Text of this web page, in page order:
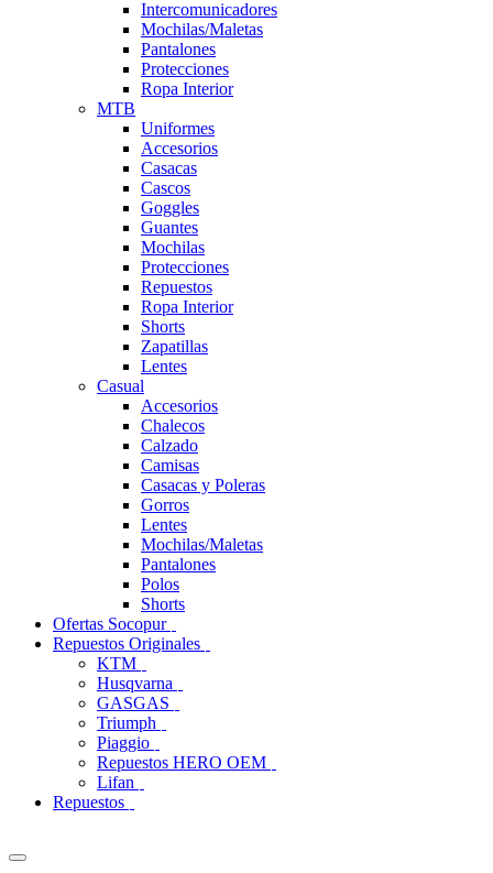
Intercomunicadores
Mochilas/Maletas
Pantalones
Protecciones
Ropa Interior
MTB
Uniformes
Accesorios
Casacas
Cascos
Goggles
Guantes
Mochilas
Protecciones
Repuestos
Ropa Interior
Shorts
Zapatillas
Lentes
Casual
Accesorios
Chalecos
Calzado
Camisas
Casacas y Poleras
Gorros
Lentes
Mochilas/Maletas
Pantalones
Polos
Shorts
Ofertas Socopur
Repuestos Originales
KTM
Husqvarna
GASGAS
Triumph
Piaggio
Repuestos HERO OEM
Lifan
Repuestos